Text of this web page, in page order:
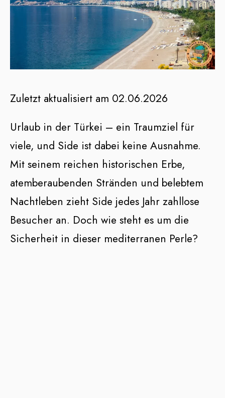
Zuletzt aktualisiert am 02.06.2026
Urlaub in der Türkei – ein Traumziel für
viele, und Side ist dabei keine Ausnahme.
Mit seinem reichen historischen Erbe,
atemberaubenden Stränden und belebtem
Nachtleben zieht Side jedes Jahr zahllose
Besucher an. Doch wie steht es um die
Sicherheit in dieser mediterranen Perle?